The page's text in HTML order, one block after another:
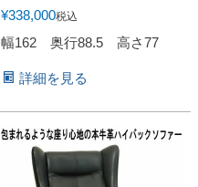
¥338,000税込
幅162 奥行88.5 高さ77
詳細を見る